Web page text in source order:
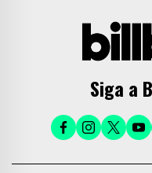
Siga a